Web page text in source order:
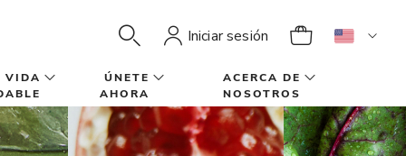
Iniciar sesión
VIDA
ÚNETE
AHORA
ACERCA DE
NOSOTROS